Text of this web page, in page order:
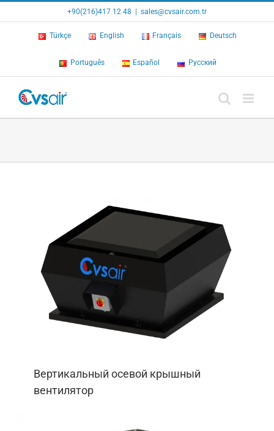
+90(216)417 12 48 sales@cvsair.com.tr
Türkçe English Français Deutsch
Português Español Русский
Вертикальный осевой крышный
вентилятор